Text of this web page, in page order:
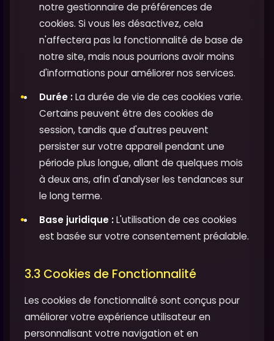
notre gestionnaire de préférences de
cookies. Si vous les désactivez, cela
n'affectera pas la fonctionnalité de base de
notre site, mais nous pourrions avoir moins
d'informations pour améliorer nos services.
Durée :La durée de vie de ces cookies varie.
Certains peuvent être des cookies de
session, tandis que d'autres peuvent
persister sur votre appareil pendant une
période plus longue, allant de quelques mois
à deux ans, afin d'analyser les tendances sur
le long terme.
Base juridique :L'utilisation de ces cookies
est basée sur votre consentement préalable.
3.3 Cookies de Fonctionnalité
Les cookies de fonctionnalité sont conçus pour
améliorer votre expérience utilisateur en
personnalisant votre navigation et en